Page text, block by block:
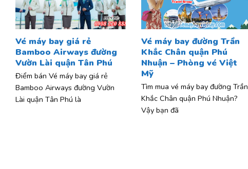
Vé máy bay giá rẻ
Bamboo Airways đường
Vườn Lài quận Tân Phú
Điểm bán Vé máy bay giá rẻ
Bamboo Airways đường Vườn
Lài quận Tân Phú là
Vé máy bay đường Trần
Khắc Chân quận Phú
Nhuận – Phòng vé Việt
Mỹ
Tìm mua vé máy bay đường Trần
Khắc Chân quận Phú Nhuận?
Vậy bạn đã